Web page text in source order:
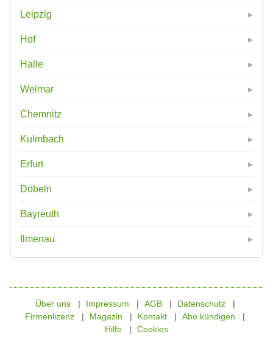
Leipzig
Hof
Halle
Weimar
Chemnitz
Kulmbach
Erfurt
Döbeln
Bayreuth
Ilmenau
Über uns Impressum AGB
Datenschutz
Firmenlizenz
Magazin Kontakt
Abo kündigen
Hilfe
Cookies